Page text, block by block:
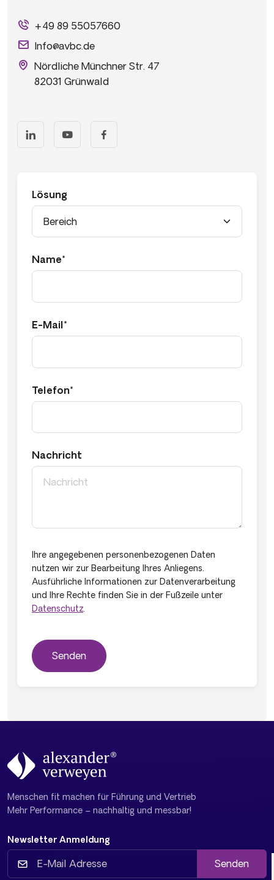
+49 89 55057660
Info@avbc.de
Nördliche Münchner Str. 47
82031 Grünwald
Lösung
Name*
E-Mail*
Telefon*
Nachricht
Ihre angegebenen personenbezogenen Daten
nutzen wir zur Bearbeitung Ihres Anliegens.
Ausführliche Informationen zur Datenverarbeitung
und Ihre Rechte finden Sie in der Fußzeile unter
Datenschutz.
Menschen fit machen für Führung und Vertrieb
Mehr Performance – nachhaltig und messbar!
Newsletter Anmeldung
Senden